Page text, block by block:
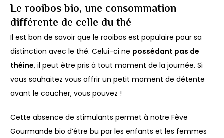
Le rooibos bio, une consommation
différente de celle du thé
Il est bon de savoir que le rooibos est populaire pour sa
distinction avec le thé. Celui-ci ne possédant pas de
théine, il peut être pris à tout moment de la journée. Si
vous souhaitez vous offrir un petit moment de détente
avant le coucher, vous pouvez !
Cette absence de stimulants permet à notre Fève
Gourmande bio d’être bu par les enfants et les femmes